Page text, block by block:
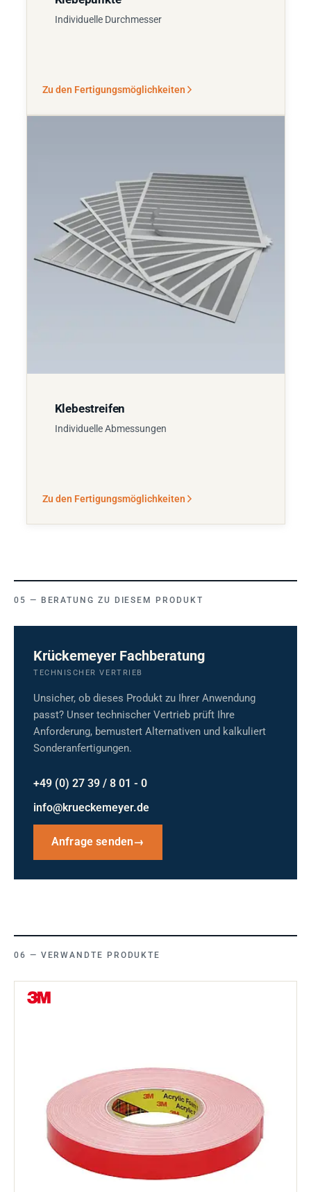
Individuelle Durchmesser
Zu den Fertigungsmöglichkeiten
Klebestreifen
Individuelle Abmessungen
Zu den Fertigungsmöglichkeiten
BERATUNG ZU DIESEM PRODUKT
Krückemeyer Fachberatung
TECHNISCHER VERTRIEB
Unsicher, ob dieses Produkt zu Ihrer Anwendung
passt? Unser technischer Vertrieb prüft Ihre
Anforderung, bemustert Alternativen und kalkuliert
Sonderanfertigungen.
+49 (0) 27 39 / 8 01 - 0
info@krueckemeyer.de
Anfrage senden→
VERWANDTE PRODUKTE